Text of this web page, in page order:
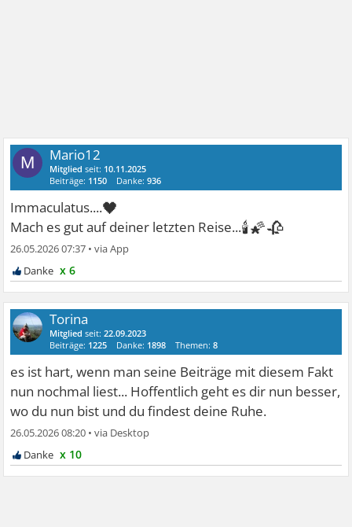
M Mario12
Mitglied seit: 10.11.2025
Beiträge: 1150 Danke:936
Immaculatus....🖤
Mach es gut auf deiner letzten Reise...🕯🌠🥀
26.05.2026 07:37 •
x 6
Torina
Mitglied seit:22.09.2023
Beiträge: 1225 Danke: 1898 Themen:8
es ist hart, wenn man seine Beiträge mit diesem Fakt
nun nochmal liest... Hoffentlich geht es dir nun besser,
wo du nun bist und du findest deine Ruhe.
26.05.2026 08:20 •
x 10